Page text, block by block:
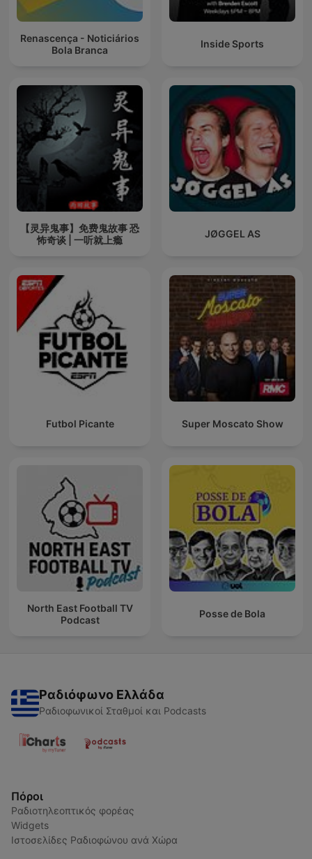
Renascença - Noticiários
Bola Branca
Inside Sports
【灵异鬼事】免费鬼故事 恐
怖奇谈 | 一听就上瘾
JØGGEL AS
Futbol Picante Super Moscato Show
North East Football TV
Podcast
Posse de Bola
Ραδιόφωνο Ελλάδα
Ραδιοφωνικοί Σταθμοί και Podcasts
Πόροι
Ραδιοτηλεοπτικός φορέας
Widgets
Ιστοσελίδες Ραδιοφώνου ανά Χώρα